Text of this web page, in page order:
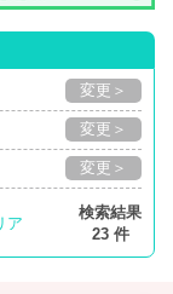
変更＞
変更＞
変更＞
ア
検索結果
23 件